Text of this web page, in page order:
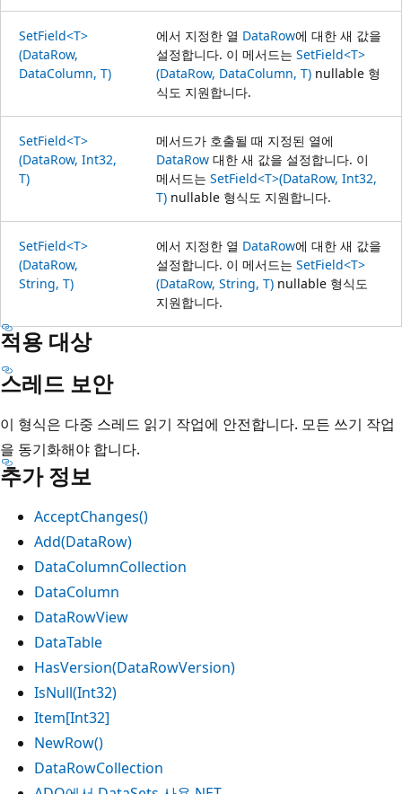
SetField<T>
(DataRow,
DataColumn, T)
에서 지정한 열 DataRow에 대한 새 값을
설정합니다. 이 메서드는 SetField<T>
(DataRow, DataColumn, T) nullable 형
식도 지원합니다.
SetField<T>
(DataRow, Int32,
T)
메서드가 호출될 때 지정된 열에
DataRow 대한 새 값을 설정합니다. 이
메서드는 SetField<T>(DataRow, Int32,
T) nullable 형식도 지원합니다.
SetField<T>
(DataRow,
String, T)
에서 지정한 열 DataRow에 대한 새 값을
설정합니다. 이 메서드는 SetField<T>
(DataRow, String, T) nullable 형식도
지원합니다.
적용 대상
스레드 보안
이 형식은 다중 스레드 읽기 작업에 안전합니다. 모든 쓰기 작업
을 동기화해야 합니다.
추가 정보
AcceptChanges()
Add(DataRow)
DataColumnCollection
DataColumn
DataRowView
DataTable
HasVersion(DataRowVersion)
IsNull(Int32)
Item[Int32]
NewRow()
DataRowCollection